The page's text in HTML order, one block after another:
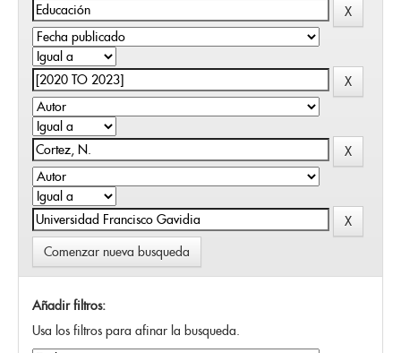
Comenzar nueva busqueda
Añadir filtros:
Usa los filtros para afinar la busqueda.